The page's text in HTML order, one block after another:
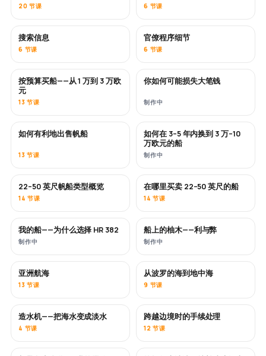
20 节课 6 节课
搜索信息
6 节课
官僚程序细节
6 节课
即将推出
按预算买船——从 1 万到 3 万欧
元
13 节课
即将推出
你如何可能损失大笔钱
制作中
新内容
如何有利地出售帆船
13 节课
新内容
如何在 3–5 年内换到 3 万–10
万欧元的船
制作中
即将推出
22–50 英尺帆船类型概览
14 节课
即将推出
在哪里买卖 22–50 英尺的船
14 节课
即将推出
我的船——为什么选择 HR 382
制作中
即将推出
船上的柚木——利与弊
制作中
即将推出
亚洲航海
13 节课
即将推出
从波罗的海到地中海
9 节课
即将推出
造水机——把海水变成淡水
4 节课
跨越边境时的手续处理
12 节课